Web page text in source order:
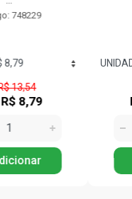
Por: R$ 28,90